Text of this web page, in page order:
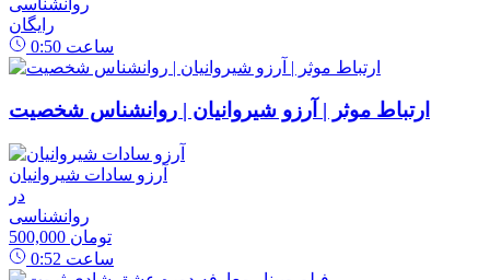
روانشناسی
رایگان
0:50 ساعت
ارتباط موثر | آرزو شیروانیان | روانشناس شخصیت
آرزو سادات شیروانیان
در
روانشناسی
500,000 تومان
0:52 ساعت